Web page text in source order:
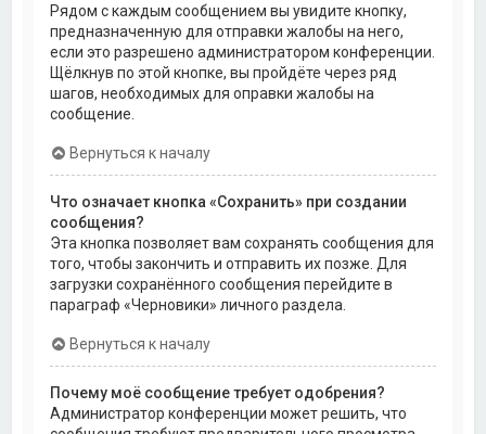
Рядом с каждым сообщением вы увидите кнопку,
предназначенную для отправки жалобы на него,
если это разрешено администратором конференции.
Щёлкнув по этой кнопке, вы пройдёте через ряд
шагов, необходимых для оправки жалобы на
сообщение.
Вернуться к началу
Что означает кнопка «Сохранить» при создании
сообщения?
Эта кнопка позволяет вам сохранять сообщения для
того, чтобы закончить и отправить их позже. Для
загрузки сохранённого сообщения перейдите в
параграф «Черновики» личного раздела.
Вернуться к началу
Почему моё сообщение требует одобрения?
Администратор конференции может решить, что